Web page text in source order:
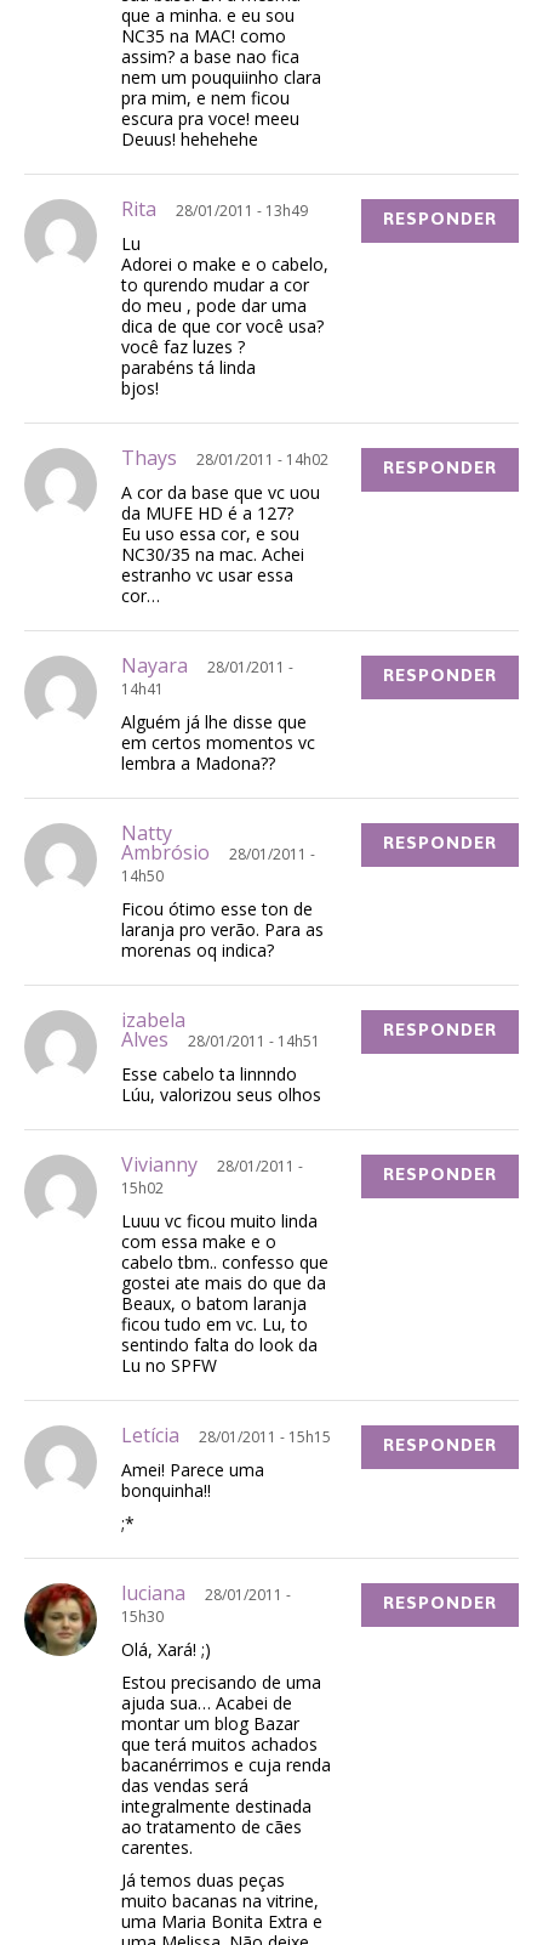
que a minha. e eu sou
NC35 na MAC! como
assim? a base nao fica
nem um pouquiinho clara
pra mim, e nem ficou
escura pra voce! meeu
Deuus! hehehehe
Rita 28/01/2011 - 13h49
Lu
Adorei o make e o cabelo,
to qurendo mudar a cor
do meu , pode dar uma
dica de que cor você usa?
você faz luzes ?
parabéns tá linda
bjos!
RESPONDER
Thays 28/01/2011 - 14h02
A cor da base que vc uou
da MUFE HD é a 127?
Eu uso essa cor, e sou
NC30/35 na mac. Achei
estranho vc usar essa
cor…
RESPONDER
Nayara
28/01/2011 -
14h41
Alguém já lhe disse que
em certos momentos vc
lembra a Madona??
RESPONDER
Natty
Ambrósio
28/01/2011 -
14h50
Ficou ótimo esse ton de
laranja pro verão. Para as
morenas oq indica?
RESPONDER
izabela
Alves 28/01/2011 - 14h51
Esse cabelo ta linnndo
Lúu, valorizou seus olhos
RESPONDER
Vivianny
28/01/2011 -
15h02
Luuu vc ficou muito linda
com essa make e o
cabelo tbm.. confesso que
gostei ate mais do que da
Beaux, o batom laranja
ficou tudo em vc. Lu, to
sentindo falta do look da
Lu no SPFW
RESPONDER
Letícia 28/01/2011 - 15h15
Amei! Parece uma
bonquinha!!
;*
RESPONDER
luciana
28/01/2011 -
15h30
Olá, Xará! ;)
Estou precisando de uma
ajuda sua… Acabei de
montar um blog Bazar
que terá muitos achados
bacanérrimos e cuja renda
das vendas será
integralmente destinada
ao tratamento de cães
carentes.
Já temos duas peças
muito bacanas na vitrine,
uma Maria Bonita Extra e
RESPONDER